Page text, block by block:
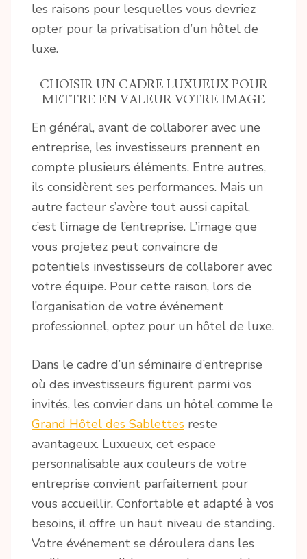
les raisons pour lesquelles vous devriez
opter pour la privatisation d’un hôtel de
luxe.
CHOISIR UN CADRE LUXUEUX POUR
METTRE EN VALEUR VOTRE IMAGE
En général, avant de collaborer avec une
entreprise, les investisseurs prennent en
compte plusieurs éléments. Entre autres,
ils considèrent ses performances. Mais un
autre facteur s’avère tout aussi capital,
c’est l’image de l’entreprise. L’image que
vous projetez peut convaincre de
potentiels investisseurs de collaborer avec
votre équipe. Pour cette raison, lors de
l’organisation de votre événement
professionnel, optez pour un hôtel de luxe.
Dans le cadre d’un séminaire d’entreprise
où des investisseurs figurent parmi vos
invités, les convier dans un hôtel comme le
Grand Hôtel des Sablettes reste
avantageux. Luxueux, cet espace
personnalisable aux couleurs de votre
entreprise convient parfaitement pour
vous accueillir. Confortable et adapté à vos
besoins, il offre un haut niveau de standing.
Votre événement se déroulera dans les